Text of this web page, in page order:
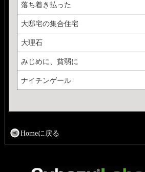
落ち着き払った
大邸宅の集合住宅
大理石
みじめに、貧弱に
ナイチンゲール
Homeに戻る